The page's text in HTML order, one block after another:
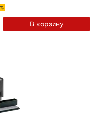
В корзину